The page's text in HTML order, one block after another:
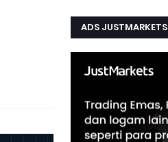
ADS JUSTMARKETS